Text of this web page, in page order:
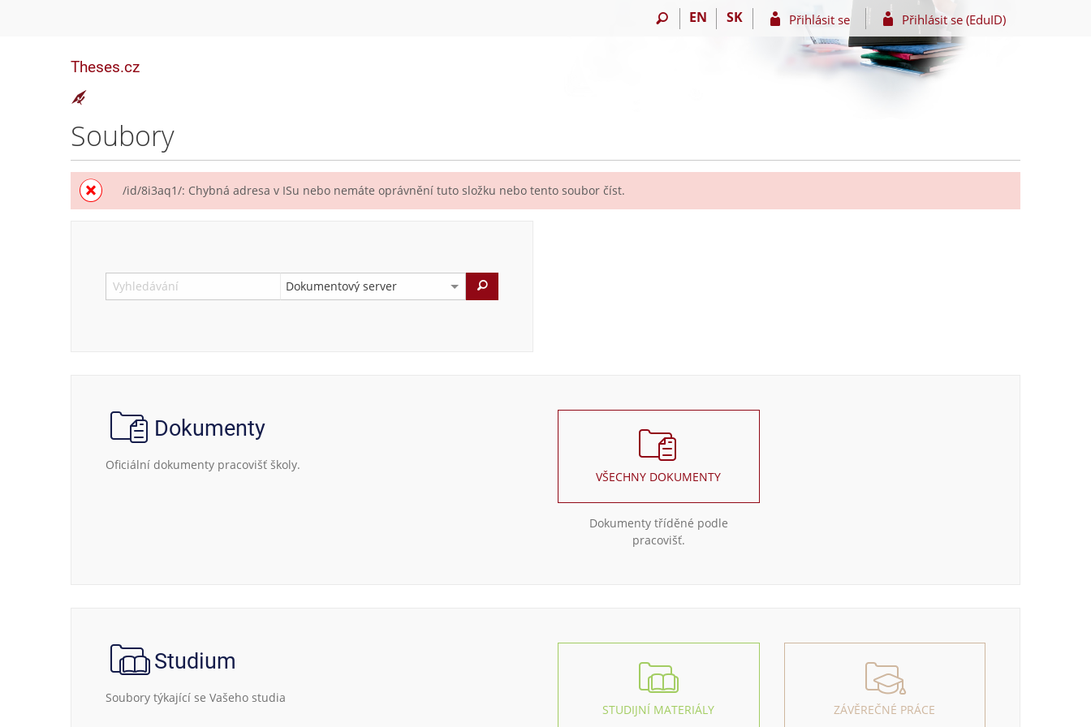
EN SK Přihlásit se Přihlásit se (EduID)
Theses.cz
Soubory
/id/8i3aq1/: Chybná adresa v ISu nebo nemáte oprávnění tuto složku nebo tento soubor číst.
Dokumenty
Oficiální dokumenty pracovišť školy.
VŠECHNY DOKUMENTY
Dokumenty tříděné podle
pracovišť.
Studium
Soubory týkající se Vašeho studia
STUDIJNÍ MATERIÁLY ZÁVĚREČNÉ PRÁCE